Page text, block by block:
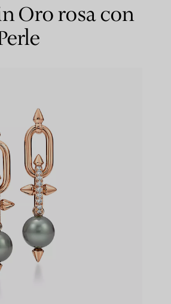
Oro rosa con